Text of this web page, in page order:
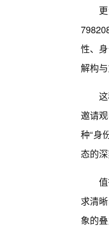
性、
解构
邀请
种“身
态的深
求清
象的